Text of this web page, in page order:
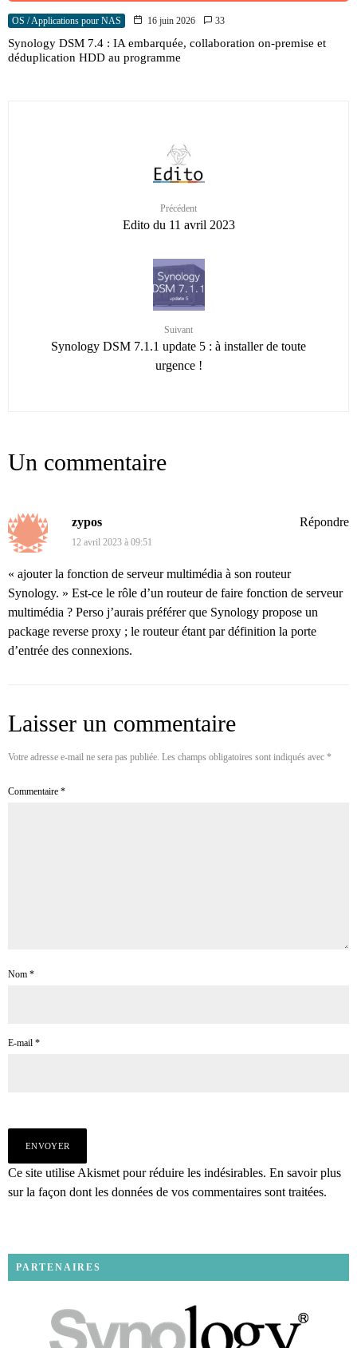
OS / Applications pour NAS 16 juin 2026 33
Synology DSM 7.4 : IA embarquée, collaboration on-premise et
déduplication HDD au programme
Précédent
Edito du 11 avril 2023
Suivant
Synology DSM 7.1.1 update 5 : à installer de toute
urgence !
Un commentaire
zypos
12 avril 2023 à 09:51
« ajouter la fonction de serveur multimédia à son routeur
Synology. » Est-ce le rôle d’un routeur de faire fonction de serveur
multimédia ? Perso j’aurais préférer que Synology propose un
package reverse proxy ; le routeur étant par définition la porte
d’entrée des connexions.
Répondre
Laisser un commentaire
Votre adresse e-mail ne sera pas publiée. Les champs obligatoires sont indiqués avec *
Commentaire *
Nom *
E-mail *
Ce site utilise Akismet pour réduire les indésirables. En savoir plus
sur la façon dont les données de vos commentaires sont traitées.
PARTENAIRES